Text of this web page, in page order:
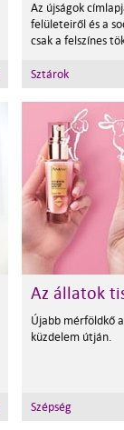
Az újságok
felületeiről és a
csak a felszínes
Sztárok
Az állatok
Újabb mérföldkő
küzdelem útján.
Szépség